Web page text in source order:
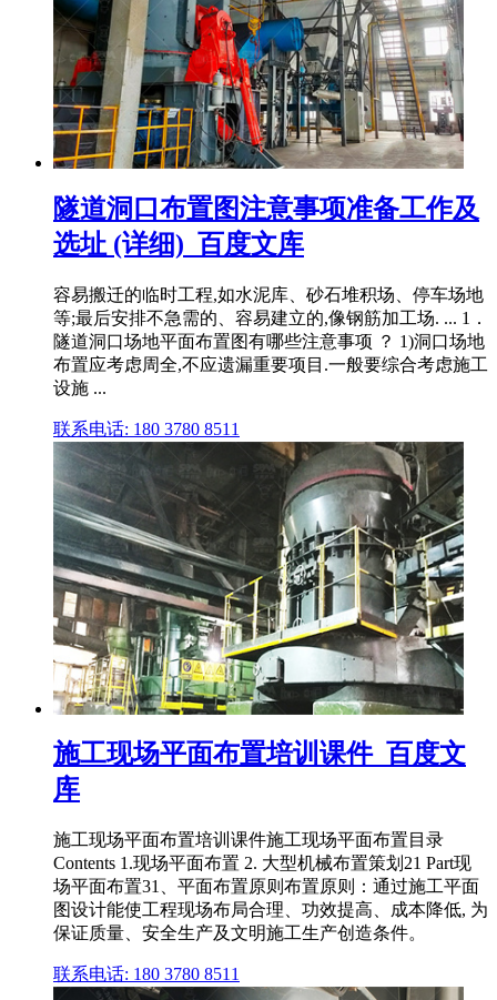
隧道洞口布置图注意事项准备工作及
选址 (详细)_百度文库
容易搬迁的临时工程,如水泥库、砂石堆积场、停车场地
等;最后安排不急需的、容易建立的,像钢筋加工场. ... 1．
隧道洞口场地平面布置图有哪些注意事项 ？ 1)洞口场地
布置应考虑周全,不应遗漏重要项目.一般要综合考虑施工
设施 ...
联系电话: 180 3780 8511
施工现场平面布置培训课件_百度文
库
施工现场平面布置培训课件施工现场平面布置目录
Contents 1.现场平面布置 2. 大型机械布置策划21 Part现
场平面布置31、平面布置原则布置原则：通过施工平面
图设计能使工程现场布局合理、功效提高、成本降低, 为
保证质量、安全生产及文明施工生产创造条件。
联系电话: 180 3780 8511